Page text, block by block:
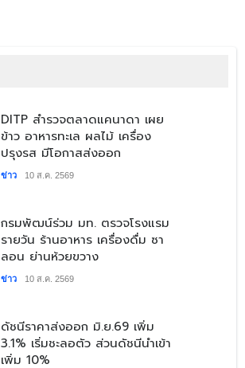
​DITP สำรวจตลาดแคนาดา เผย
ข้าว อาหารทะเล ผลไม้ เครื่อง
ปรุงรส มีโอกาสส่งออก
ข่าว 10 ส.ค. 2569
​กรมพัฒน์ร่วม มท. ตรวจโรงแรม
รายวัน ร้านอาหาร เครื่องดื่ม ซา
ลอน ย่านห้วยขวาง
ข่าว 10 ส.ค. 2569
​ดัชนีราคาส่งออก มิ.ย.69 เพิ่ม
3.1% เริ่มชะลอตัว ส่วนดัชนีนำเข้า
เพิ่ม 10%